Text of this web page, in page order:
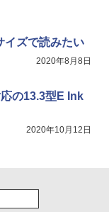
イズで読みたい
2020年8月8日
の13.3型E Ink
2020年10月12日